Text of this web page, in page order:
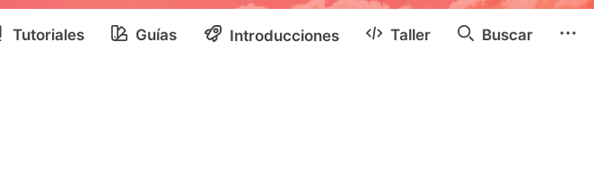
Tutoriales Guías Introducciones Taller Buscar